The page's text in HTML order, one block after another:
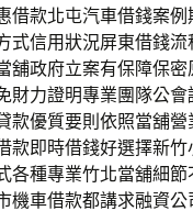
借款北屯汽車借錢案
式信用狀況屏東借錢
舖政府立案有保障保
財力證明專業團隊公
款優質要則依照當舖
款即時借錢好選擇新
各種專業竹北當舖細
機車借款都講求融資公